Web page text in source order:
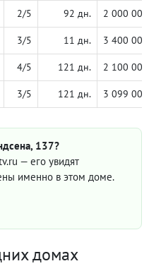
2/5 92 дн. 2 000 000
3/5 11 дн. 3 400 000
4/5 121 дн. 2 100 000
3/5 121 дн. 3 099 000
137?
— его увидят
именно в этом доме.
домах